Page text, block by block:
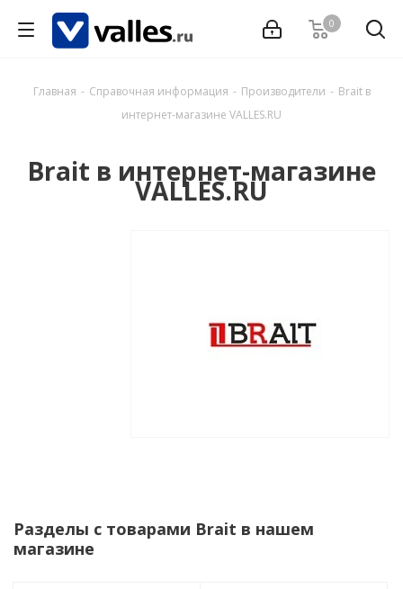
0
Главная - Справочная информация - Производители - Brait в
интернет-магазине VALLES.RU
Brait в интернет-магазине
VALLES.RU
Разделы с товарами Brait в нашем
магазине